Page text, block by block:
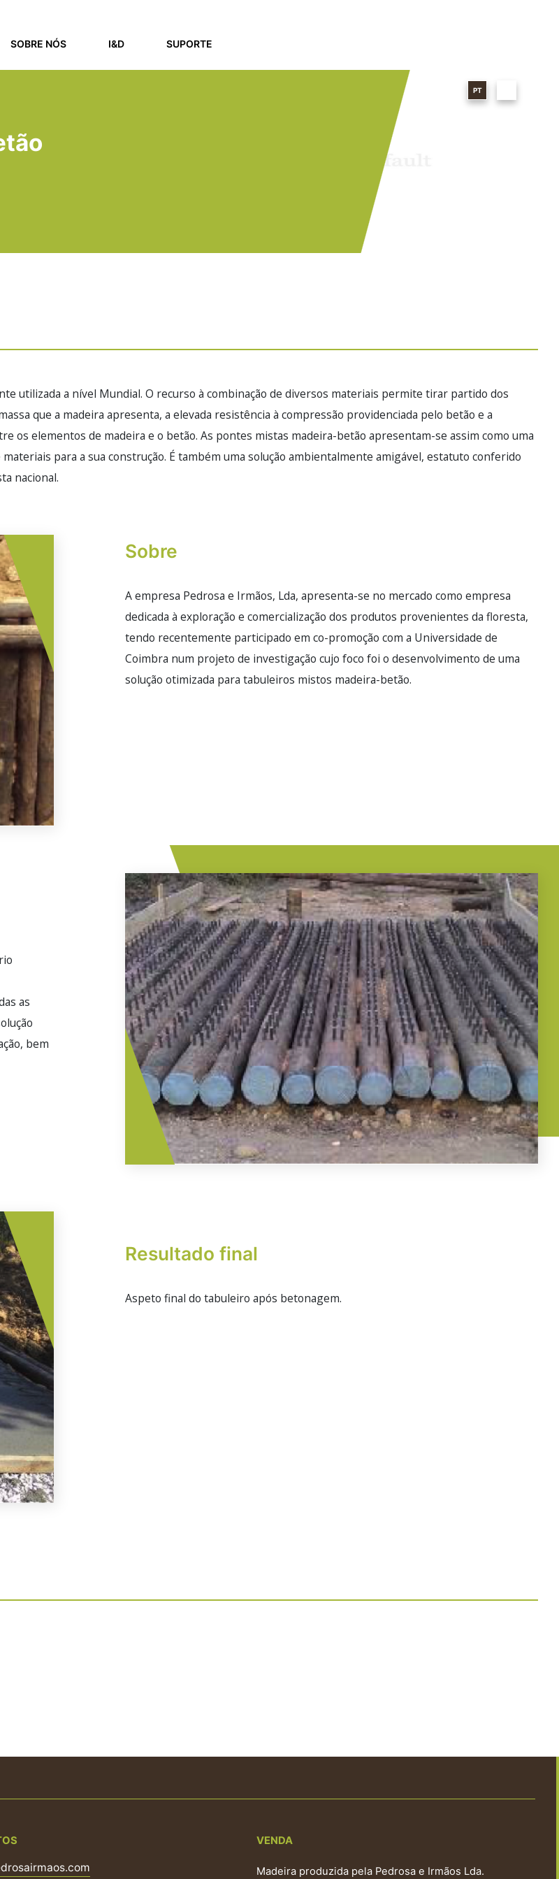
SOBRE NÓS I&D SUPORTE
PT
utilizada a nível Mundial. O recurso à combinação de diversos materiais permite tirar partido dos
que a madeira apresenta, a elevada resistência à compressão providenciada pelo betão e a
os elementos de madeira e o betão. As pontes mistas madeira-betão apresentam-se assim como uma
para a sua construção. É também uma solução ambientalmente amigável, estatuto conferido
nacional.
Sobre
A empresa Pedrosa e Irmãos, Lda, apresenta-se no mercado como empresa
dedicada à exploração e comercialização dos produtos provenientes da floresta,
tendo recentemente participado em co-promoção com a Universidade de
Coimbra num projeto de investigação cujo foco foi o desenvolvimento de uma
solução otimizada para tabuleiros mistos madeira-betão.
Imagem
as
bem
Resultado final
Aspeto final do tabuleiro após betonagem.
VENDA
Madeira produzida pela Pedrosa e Irmãos Lda.